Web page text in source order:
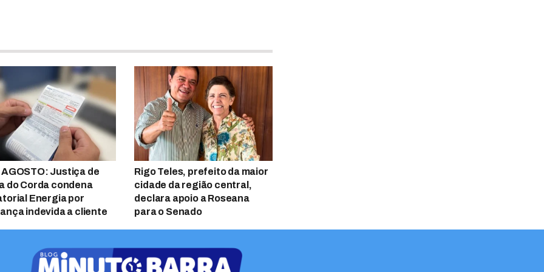
AGOSTO: Justiça de
do Corda condena
Energia por
indevida a cliente
Rigo Teles, prefeito da maior
cidade da região central,
declara apoio a Roseana
para o Senado